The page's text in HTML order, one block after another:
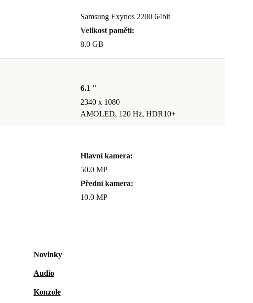
Samsung Exynos 2200 64bit
Velikost paměti:
8.0 GB
6.1 "
2340 x 1080
AMOLED, 120 Hz, HDR10+
Hlavní kamera:
50.0 MP
Přední kamera:
10.0 MP
Novinky
Audio
Konzole